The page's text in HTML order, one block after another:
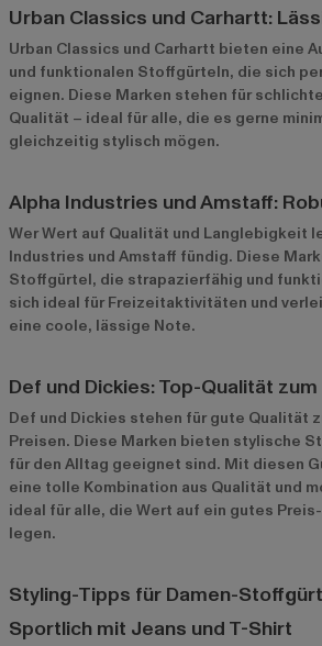
Urban Classics und Carhartt:
Urban Classics und Carhartt bieten eine
und funktionalen Stoffgürteln, die sich
eignen. Diese Marken stehen für
Qualität – ideal für alle, die es gerne
gleichzeitig stylisch mögen.
Alpha Industries und Amstaff:
Wer Wert auf Qualität und Langlebigkeit
Industries und Amstaff fündig. Diese
Stoffgürtel, die strapazierfähig und
sich ideal für Freizeitaktivitäten und
eine coole, lässige Note.
Def und Dickies: Top-Qualität
Def und Dickies stehen für gute Qualität
Preisen. Diese Marken bieten stylische
für den Alltag geeignet sind. Mit diesen
eine tolle Kombination aus Qualität und
ideal für alle, die Wert auf ein gutes
legen.
Styling-Tipps für Damen-
Sportlich mit Jeans und T-Shirt